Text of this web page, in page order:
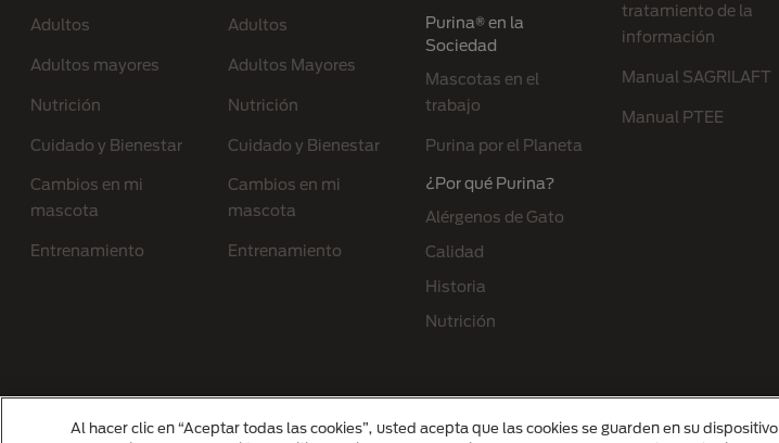
Adultos
Adultos mayores
Nutrición
Cuidado y Bienestar
Cambios en mi
mascota
Entrenamiento
Adultos
Adultos Mayores
Nutrición
Cuidado y Bienestar
Cambios en mi
mascota
Entrenamiento
Purina® en la
Sociedad
Mascotas en el
trabajo
Purina por el Planeta
¿Por qué Purina?
Alérgenos de Gato
Calidad
Historia
Nutrición
tratamiento de la
información
Manual SAGRILAFT
Manual PTEE
Al hacer clic en “Aceptar todas las cookies”, usted acepta que las cookies se guarden en su dispositivo